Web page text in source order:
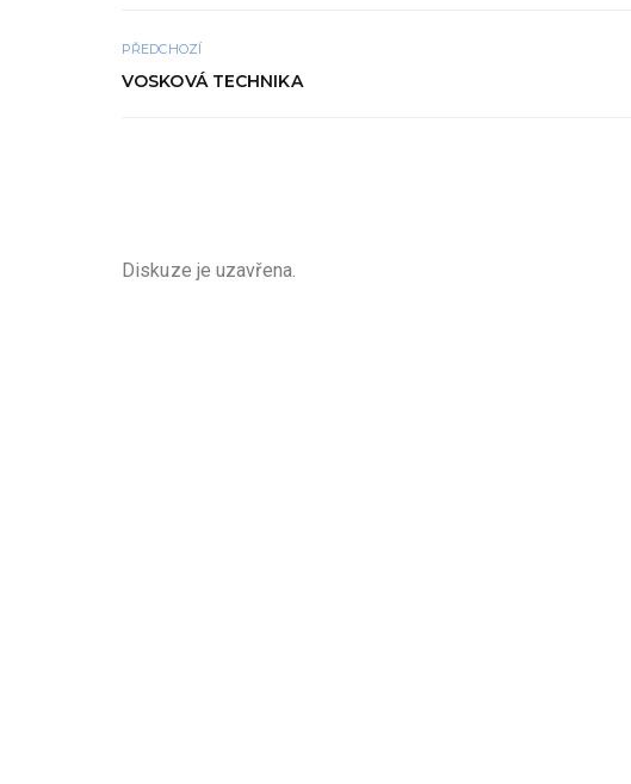
PŘEDCHOZÍ
VOSKOVÁ TECHNIKA
Diskuze je uzavřena.